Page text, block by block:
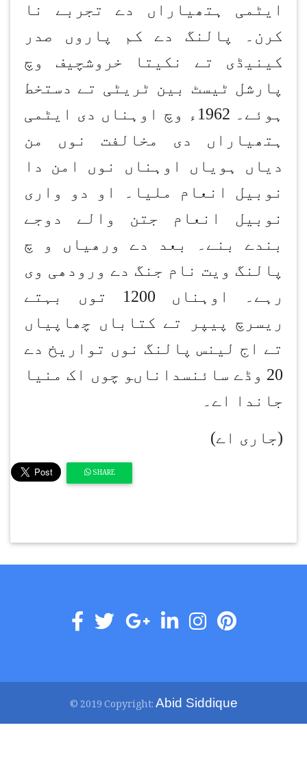
ایٹمی ہتھیاراں دے تجربے نا
کرن۔ پالنگ دے کم پاروں صدر
کینیڈی تے نکیتا خروشچیف وچ
پارشل ٹیسٹ بین ٹریٹی تے دستخط
ہوئے۔ 1962ء وچ اوہناں دی ایٹمی
ہتھیاراں دی مخالفت نوں من
دیاں ہویاں اوہناں نوں امن دا
نوبیل انعام ملیا۔ او دو واری
نوبیل انعام جتن والے دوجے
بندے بنے۔ بعد دے ورھیاں و چ
پالنگ ویت نام جنگ دے ورودھی وی
رہے۔ اوہناں 1200 توں بہتے
ریسرچ پیپر تے کتاباں چھاپیاں
تے اج لینس پالنگ نوں تواریخ دے
20 وڈے سائنسداناںو چوں اک منیا
جاندا اے۔
(جاری اے)
SHARE
© 2019 Copyright:Abid Siddique